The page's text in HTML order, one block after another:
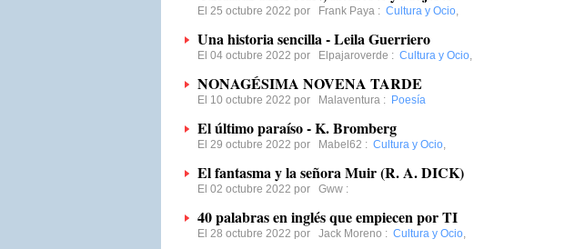
El 25 octubre 2022 por Frank Paya : Cultura y Ocio,
Una historia sencilla - Leila Guerriero
El 04 octubre 2022 por Elpajaroverde : Cultura y Ocio,
NONAGÉSIMA NOVENA TARDE
El 10 octubre 2022 por Malaventura : Poesía
El último paraíso - K. Bromberg
El 29 octubre 2022 por Mabel62 : Cultura y Ocio,
El fantasma y la señora Muir (R. A. DICK)
El 02 octubre 2022 por Gww :
40 palabras en inglés que empiecen por TI
El 28 octubre 2022 por Jack Moreno : Cultura y Ocio,